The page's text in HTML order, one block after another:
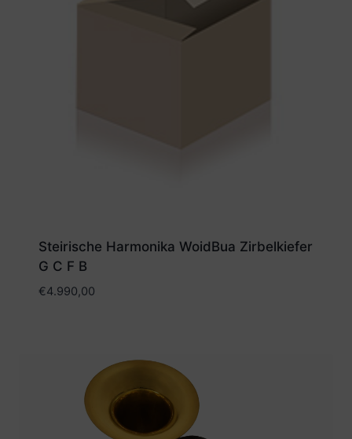
Steirische Harmonika WoidBua Zirbelkiefer
G C F B
€4.990,00